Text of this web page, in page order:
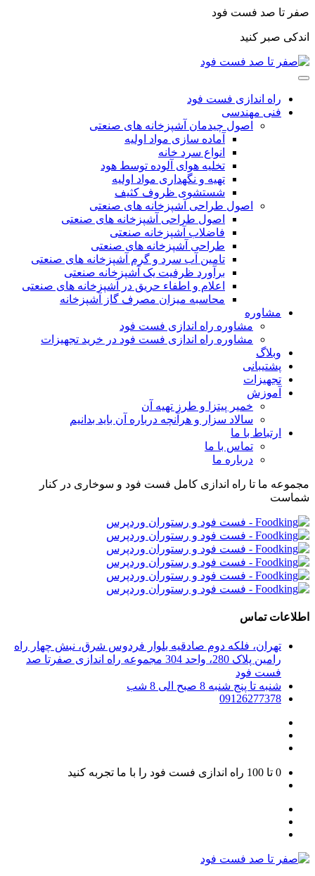
صفر تا صد فست فود
اندکی صبر کنید
راه اندازی فست فود
فنی مهندسی
اصول چیدمان آشپزخانه های صنعتی
آماده سازی مواد اولیه
انواع سرد خانه
تخلیه هوای آلوده توسط هود
تهیه و نگهداری مواد اولیه
شستشوی ظروف کثیف
اصول طراحی آشپزخانه های صنعتی
اصول طراحی آشپزخانه های صنعتی
فاضلاب آشپزخانه صنعتی
طراحی آشپزخانه های صنعتی
تامین آب سرد و گرم آشپزخانه های صنعتی
برآورد ظرفیت یک آشپزخانه صنعتی
اعلام و اطفاء حریق در آشپزخانه های صنعتی
محاسبه میزان مصرف گاز آشپزخانه
مشاوره
مشاوره راه اندازی فست فود
مشاوره راه اندازی فست فود در خرید تجهیزات
وبلاگ
پشتیبانی
تجهیزات
آموزش
خمیر پیتزا و طرز تهیه آن
سالاد سزار و هرآنچه درباره آن باید بدانیم
ارتباط با ما
تماس با ما
درباره ما
مجموعه ما تا راه اندازی کامل فست فود و سوخاری در کنار
شماست
اطلاعات تماس
تهران، فلکه دوم صادقیه بلوار فردوس شرق، نبش چهار راه
رامین پلاک 280، واحد 304 مجموعه راه اندازی صفرتا صد
فست فود
شنبه تا پنج شنبه 8 صبح الی 8 شب
09126277378
0 تا 100 راه اندازی فست فود را با ما تجربه کنید